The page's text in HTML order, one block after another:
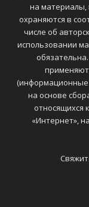
на материалы,
охраняются в
числе об
использовании
(информационные
на основе
относящихся
«Интернет»,